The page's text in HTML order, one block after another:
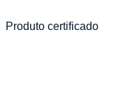
Produto certificado